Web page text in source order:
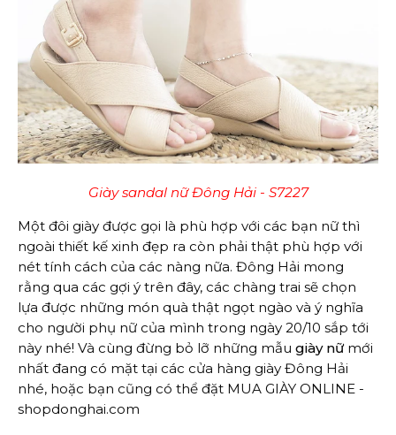
Giày sandal nữ Đông Hải - S7227
Một đôi giày được gọi là phù hợp với các bạn nữ thì
ngoài thiết kế xinh đẹp ra còn phải thật phù hợp với
nét tính cách của các nàng nữa. Đông Hải mong
rằng qua các gợi ý trên đây, các chàng trai sẽ chọn
lựa được những món quà thật ngọt ngào và ý nghĩa
cho người phụ nữ của mình trong ngày 20/10 sắp tới
này nhé! Và cùng đừng bỏ lỡ những mẫu giày nữmới
nhất đang có mặt tại các cửa hàng giày Đông Hải
nhé, hoặc bạn cũng có thể đặt MUA GIÀY ONLINE -
shopdonghai.com